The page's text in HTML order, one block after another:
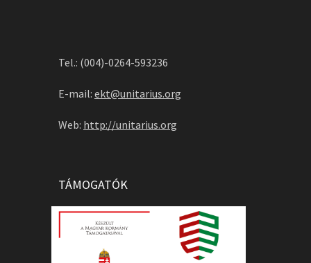
Tel.: (004)-0264-593236
E-mail: ekt@unitarius.org
Web: http://unitarius.org
TÁMOGATÓK